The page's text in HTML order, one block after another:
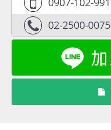
02-2500-0075